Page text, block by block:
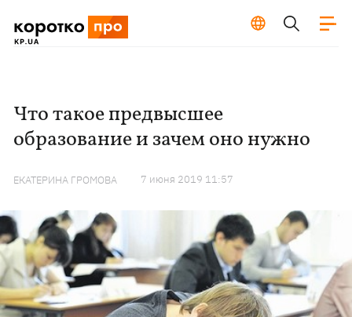
Что такое предвысшее
образование и зачем оно нужно
ЕКАТЕРИНА ГРОМОВА 7 июня 2019 11:57